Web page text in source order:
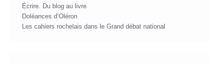
Écrire. Du blog au livre
Doléances d’Oléron
Les cahiers rochelais dans le Grand débat national